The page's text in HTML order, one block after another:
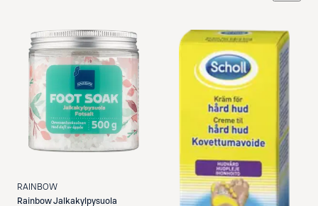
RAINBOW
RainbowJalkakylpysuola